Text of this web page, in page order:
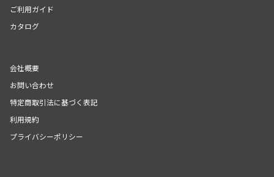
ご利用ガイド
カタログ
会社概要
お問い合わせ
特定商取引法に基づく表記
利用規約
プライバシーポリシー